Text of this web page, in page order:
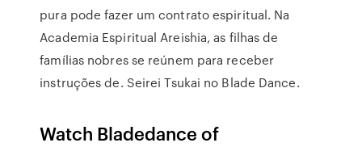
pura pode fazer um contrato espiritual. Na
Academia Espiritual Areishia, as filhas de
famílias nobres se reúnem para receber
instruções de. Seirei Tsukai no Blade Dance.
Watch Bladedance of